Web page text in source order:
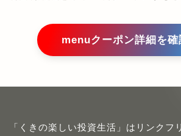
menuクーポン詳細を確
「くきの楽しい投資生活」はリンクフ